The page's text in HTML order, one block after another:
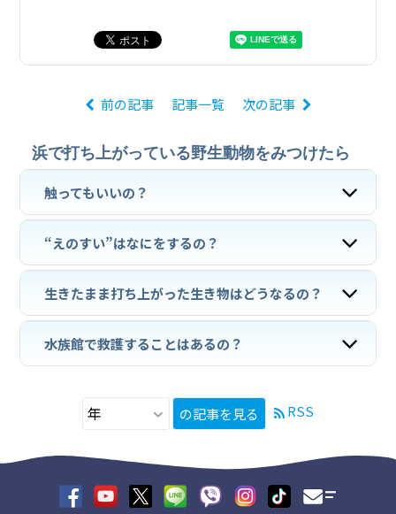
前の記事 記事一覧 次の記事
浜で打ち上がっている野生動物をみつけたら
触ってもいいの？
“えのすい”はなにをするの？
生きたまま打ち上がった生き物はどうなるの？
水族館で救護することはあるの？
の記事を見る RSS